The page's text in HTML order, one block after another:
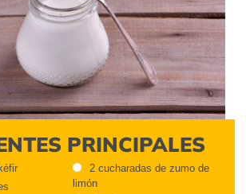
PRINCIPALES
2 cucharadas de zumo de
limón